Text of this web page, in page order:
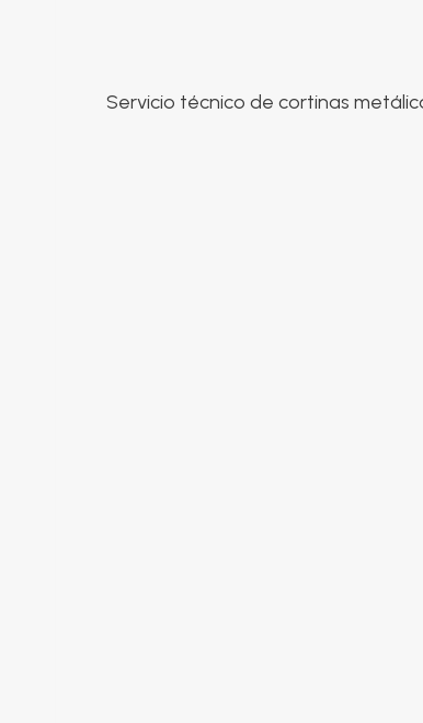
Servicio técnico de cortinas